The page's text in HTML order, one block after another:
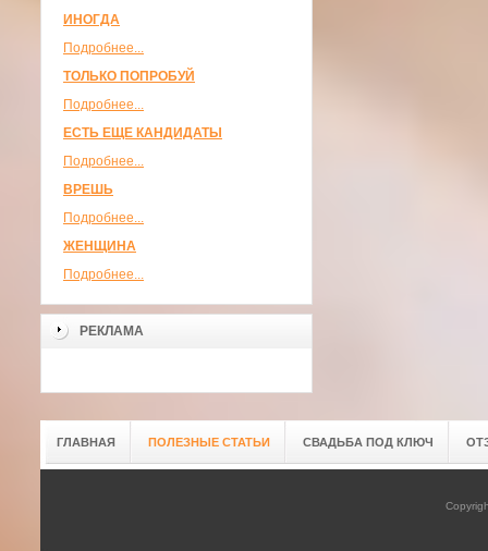
ИНОГДА
Подробнее...
ТОЛЬКО ПОПРОБУЙ
Подробнее...
ЕСТЬ ЕЩЕ КАНДИДАТЫ
Подробнее...
ВРЕШЬ
Подробнее...
ЖЕНЩИНА
Подробнее...
РЕКЛАМА
ГЛАВНАЯ ПОЛЕЗНЫЕ СТАТЬИ СВАДЬБА ПОД КЛЮЧ